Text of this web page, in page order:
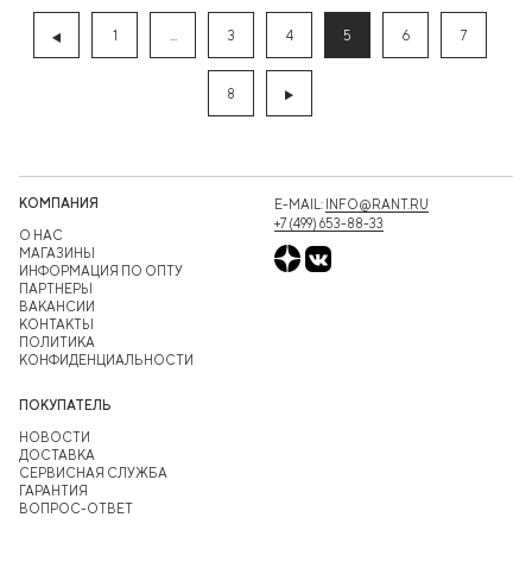
1 3 4 5 6 7
8
КОМПАНИЯ
О НАС
МАГАЗИНЫ
ИНФОРМАЦИЯ ПО ОПТУ
ПАРТНЕРЫ
ВАКАНСИИ
КОНТАКТЫ
ПОЛИТИКА
КОНФИДЕНЦИАЛЬНОСТИ
ПОКУПАТЕЛЬ
НОВОСТИ
ДОСТАВКА
СЕРВИСНАЯ СЛУЖБА
ГАРАНТИЯ
ВОПРОС-ОТВЕТ
E-MAIL: INFO@RANT.RU
+7 (499) 653-88-33